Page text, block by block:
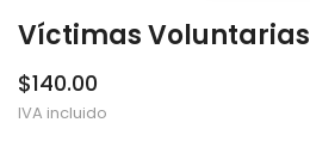
Víctimas Voluntarias
$140.00
IVA incluido